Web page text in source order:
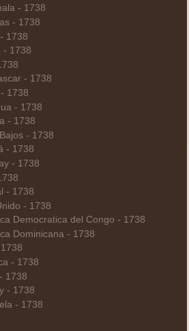
- 1738
- 1738
1738
- 1738
- 1738
1738
- 1738
- 1738
- 1738
- 1738
- 1738
- 1738
- 1738
Democratica del Congo - 1738
Dominicana - 1738
- 1738
1738
- 1738
- 1738